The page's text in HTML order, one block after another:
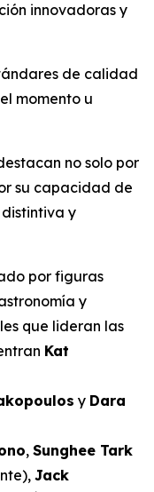
innovadoras y
de calidad
momento u
no solo por
su capacidad de
y
por figuras
y
que lideran las
Kat
y Dara
, Sunghee Tark
Jack